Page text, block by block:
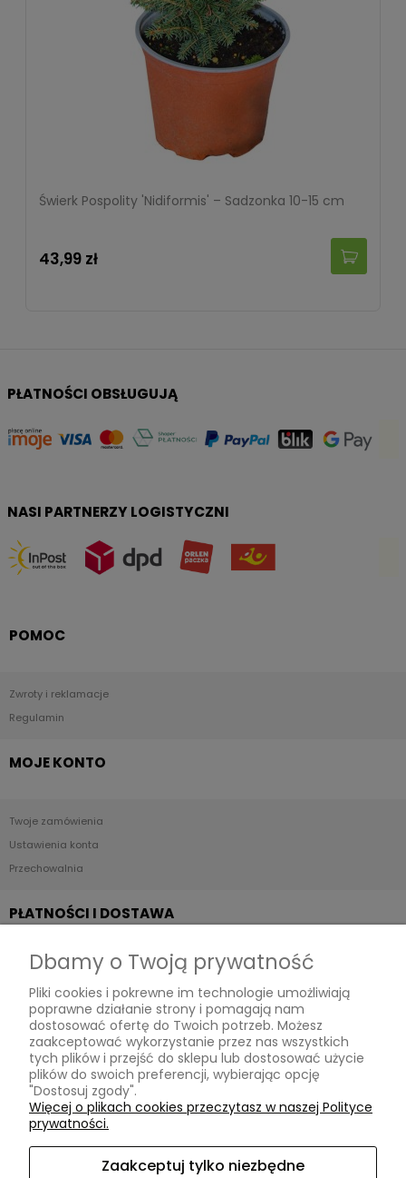
Świerk Pospolity 'Nidiformis' – Sadzonka 10-15 cm
43,99 zł
POMOC
Zwroty i reklamacje
Regulamin
MOJE KONTO
Twoje zamówienia
Ustawienia konta
Przechowalnia
PŁATNOŚCI I DOSTAWA
Formy płatności
Czas i koszty dostawy
INFORMACJE
Polityka prywatności
Ustawienia plików cookies
PŁATNOŚCI OBSŁUGUJĄ
NASI PARTNERZY LOGISTYCZNI
Dbamy o Twoją prywatność
Pliki cookies i pokrewne im technologie umożliwiają
poprawne działanie strony i pomagają nam
dostosować ofertę do Twoich potrzeb. Możesz
zaakceptować wykorzystanie przez nas wszystkich
tych plików i przejść do sklepu lub dostosować użycie
plików do swoich preferencji, wybierając opcję
"Dostosuj zgody".
Więcej o plikach cookies przeczytasz w naszej Polityce
prywatności.
Zaakceptuj tylko niezbędne